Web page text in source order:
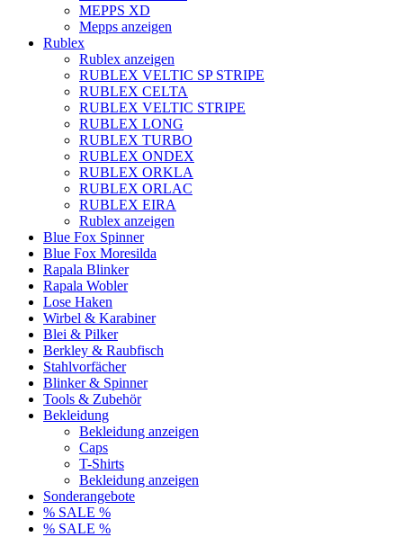
MEPPS XD
Mepps anzeigen
Rublex
Rublex anzeigen
RUBLEX VELTIC SP STRIPE
RUBLEX CELTA
RUBLEX VELTIC STRIPE
RUBLEX LONG
RUBLEX TURBO
RUBLEX ONDEX
RUBLEX ORKLA
RUBLEX ORLAC
RUBLEX EIRA
Rublex anzeigen
Blue Fox Spinner
Blue Fox Moresilda
Rapala Blinker
Rapala Wobler
Lose Haken
Wirbel & Karabiner
Blei & Pilker
Berkley & Raubfisch
Stahlvorfächer
Blinker & Spinner
Tools & Zubehör
Bekleidung
Bekleidung anzeigen
Caps
T-Shirts
Bekleidung anzeigen
Sonderangebote
% SALE %
% SALE %